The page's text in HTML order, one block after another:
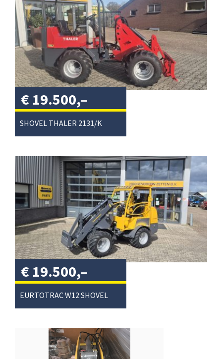
SHOVEL THALER 2131/K
€ 19.500,–
excl. btw/
EURTOTRAC W12 SHOVEL
€ 19.500,–
excl. btw/